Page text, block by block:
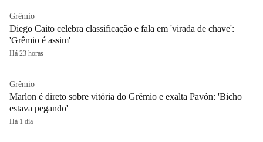
Grêmio
Diego Caito celebra classificação e fala em 'virada de chave':
'Grêmio é assim'
Há 23 horas
Grêmio
Marlon é direto sobre vitória do Grêmio e exalta Pavón: 'Bicho
estava pegando'
Há 1 dia